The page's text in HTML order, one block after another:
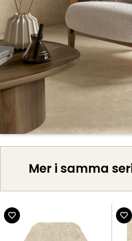
Mer i samma